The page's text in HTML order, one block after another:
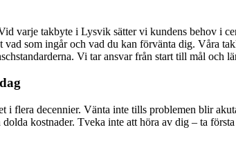
varje takbyte i Lysvik sätter vi kundens behov i
som ingår och vad du kan förvänta dig. Våra
Vi tar ansvar från start till mål och
i flera decennier. Vänta inte tills problemen blir
kostnader. Tveka inte att höra av dig – ta